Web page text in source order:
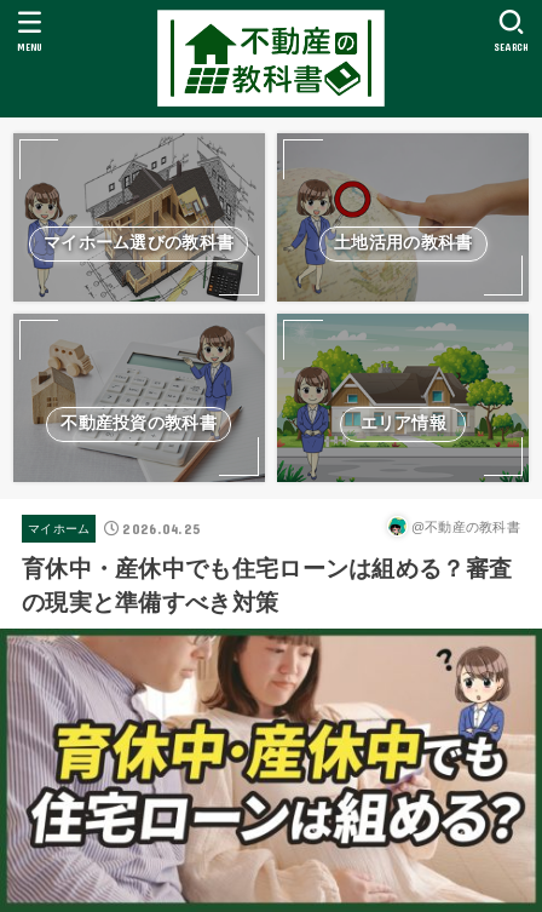
SEARCH
MENU
マイホーム選びの教科書 土地活用の教科書
不動産投資の教科書 エリア情報
マイホーム 2026.04.25 @不動産の教科書
育休中・産休中でも住宅ローンは組める？審査
の現実と準備すべき対策